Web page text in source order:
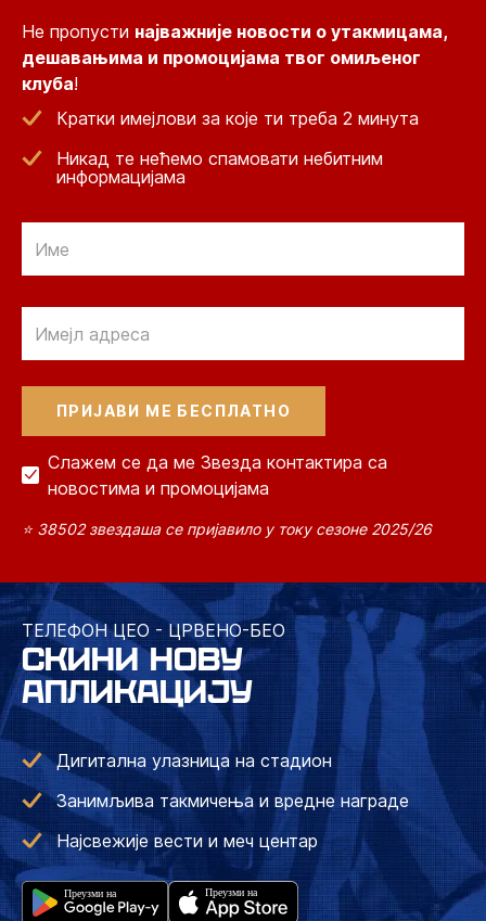
Не пропусти најважније новости о утакмицама,
дешавањима и промоцијама твог омиљеног
клуба!
Кратки имејлови за које ти треба 2 минута
Никад те нећемо спамовати небитним
информацијама
Слажем се да ме Звезда контактира са
новостима и промоцијама
⭐ 38502 звездаша се пријавило у току сезоне 2025/26
ТЕЛЕФОН ЦЕО - ЦРВЕНО-БЕО
СКИНИ НОВУ
АПЛИКАЦИЈУ
Дигитална улазница на стадион
Занимљива такмичења и вредне награде
Најсвежије вести и меч центар